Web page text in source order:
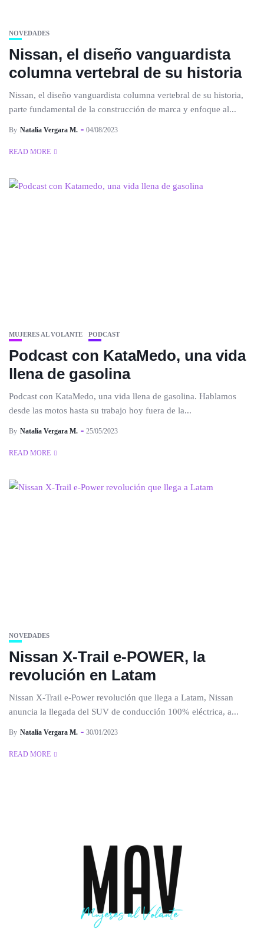
NOVEDADES
Nissan, el diseño vanguardista
columna vertebral de su historia
Nissan, el diseño vanguardista columna vertebral de su historia,
parte fundamental de la construcción de marca y enfoque al...
By Natalia Vergara M. 04/08/2023
READ MORE
MUJERES AL VOLANTE PODCAST
Podcast con KataMedo, una vida
llena de gasolina
Podcast con KataMedo, una vida llena de gasolina. Hablamos
desde las motos hasta su trabajo hoy fuera de la...
By Natalia Vergara M. 25/05/2023
READ MORE
NOVEDADES
Nissan X-Trail e-POWER, la
revolución en Latam
Nissan X-Trail e-Power revolución que llega a Latam, Nissan
anuncia la llegada del SUV de conducción 100% eléctrica, a...
By Natalia Vergara M. 30/01/2023
READ MORE